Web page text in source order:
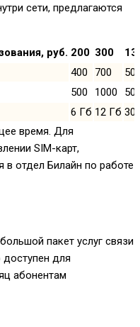
сети, предлагаются
руб. 200 300
400 700
500 1000
6 Гб 12 Гб 30
время. Для
SIM-карт,
в отдел Билайн по работе
пакет услуг связи
для
абонентам